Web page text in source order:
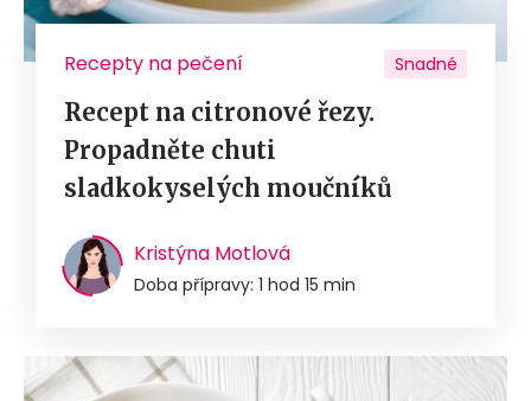
Recepty na pečení Snadné
Recept na citronové řezy.
Propadněte chuti
sladkokyselých moučníků
Kristýna Motlová
Doba přípravy: 1 hod 15 min